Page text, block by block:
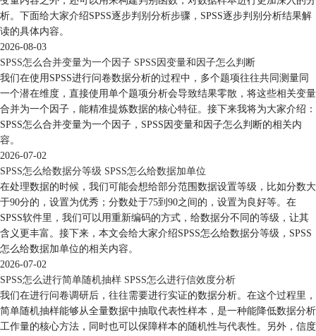
析。下面给大家介绍SPSS逐步判别分析步骤，SPSS逐步判别分析结果解
读的具体内容。
2026-08-03
SPSS怎么合并变量为一个因子 SPSS因变量和因子怎么判断
我们在使用SPSS进行问卷数据分析的过程中，多个题项往往共同测量同
一个潜在维度，直接使用单个题项分析会导致结果零散，将这些相关变量
合并为一个因子，能精准提炼数据的核心特征。接下来我将为大家介绍：
SPSS怎么合并变量为一个因子，SPSS因变量和因子怎么判断的相关内
容。
2026-07-02
SPSS怎么给数据分等级 SPSS怎么给数据加单位
在处理数据的时候，我们可能会想给部分范围数据设置等级，比如分数大
于90分的，设置为优秀；分数处于75到90之间的，设置为良好等。在
SPSS软件里，我们可以用重新编码的方式，给数据分不同的等级，让其
含义更丰富。接下来，本文会给大家介绍SPSS怎么给数据分等级，SPSS
怎么给数据加单位的相关内容。
2026-07-02
SPSS怎么进行简单随机抽样 SPSS怎么进行信效度分析
我们在进行问卷调研后，往往需要进行实证的数据分析。在这个过程里，
简单随机抽样能够从全量数据中抽取代表性样本，是一种能降低数据分析
工作量的核心方法，同时也可以保障样本的随机性与代表性。另外，信度